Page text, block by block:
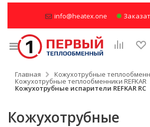
info@heatex.one
Главная Кожухотрубные
Кожухотрубные теплообменники REFKAR
Кожухотрубные испарители REFKAR RC
Кожухотрубные